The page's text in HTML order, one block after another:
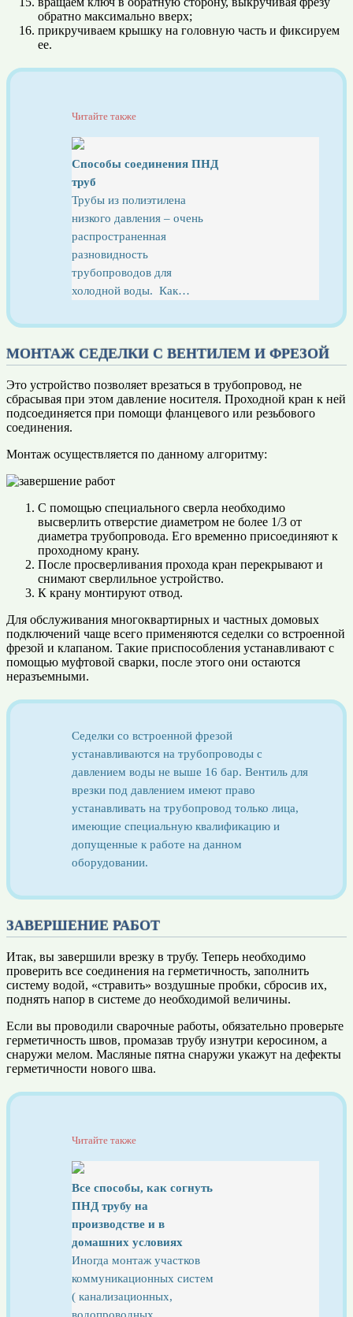
обратно максимально вверх;
прикручиваем крышку на головную часть и фиксируем
ее.
Читайте также
Способы соединения ПНД
труб
Трубы из полиэтилена
низкого давления – очень
распространенная
разновидность
трубопроводов для
холодной воды. Как…
МОНТАЖ СЕДЕЛКИ С ВЕНТИЛЕМ И ФРЕЗОЙ
Это устройство позволяет врезаться в трубопровод, не
сбрасывая при этом давление носителя. Проходной кран к ней
подсоединяется при помощи фланцевого или резьбового
соединения.
Монтаж осуществляется по данному алгоритму:
С помощью специального сверла необходимо
высверлить отверстие диаметром не более 1/3 от
диаметра трубопровода. Его временно присоединяют к
проходному крану.
После просверливания прохода кран перекрывают и
снимают сверлильное устройство.
К крану монтируют отвод.
Для обслуживания многоквартирных и частных домовых
подключений чаще всего применяются седелки со встроенной
фрезой и клапаном. Такие приспособления устанавливают с
помощью муфтовой сварки, после этого они остаются
неразъемными.
Седелки со встроенной фрезой
устанавливаются на трубопроводы с
давлением воды не выше 16 бар. Вентиль для
врезки под давлением имеют право
устанавливать на трубопровод только лица,
имеющие специальную квалификацию и
допущенные к работе на данном
оборудовании.
ЗАВЕРШЕНИЕ РАБОТ
Итак, вы завершили врезку в трубу. Теперь необходимо
проверить все соединения на герметичность, заполнить
систему водой, «стравить» воздушные пробки, сбросив их,
поднять напор в системе до необходимой величины.
Если вы проводили сварочные работы, обязательно проверьте
герметичность швов, промазав трубу изнутри керосином, а
снаружи мелом. Масляные пятна снаружи укажут на дефекты
герметичности нового шва.
Читайте также
Все способы, как согнуть
ПНД трубу на
производстве и в
домашних условиях
Иногда монтаж участков
коммуникационных систем
( канализационных,